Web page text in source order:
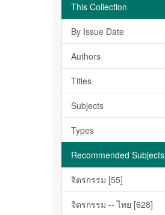
This Collection
By Issue Date
Authors
Titles
Subjects
Types
Recommended Subjects
จิตรกรรม [55]
จิตรกรรม -- ไทย [628]